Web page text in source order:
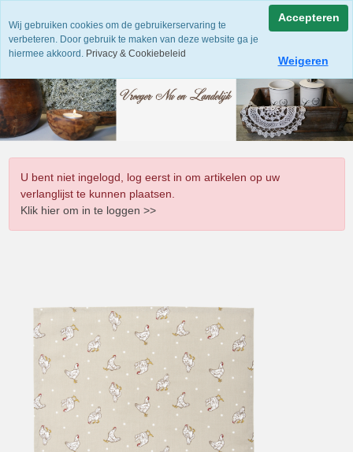
U bent niet ingelogd, log eerst in om artikelen op uw
verlanglijst te kunnen plaatsen.
Klik hier om in te loggen >>
Wij gebruiken cookies om de gebruikerservaring te
verbeteren. Door gebruik te maken van deze website ga je
hiermee akkoord. Privacy & Cookiebeleid
Accepteren
Weigeren